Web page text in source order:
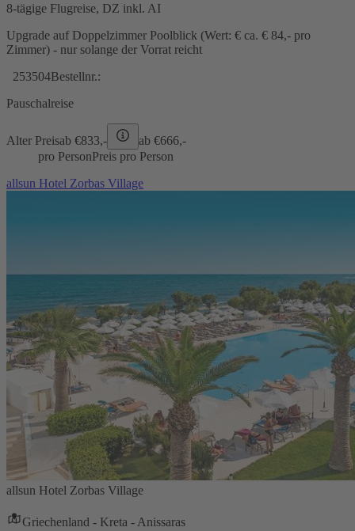
8-tägige Flugreise, DZ inkl. AI
Upgrade auf Doppelzimmer Poolblick (Wert: € ca. € 84,- pro
Zimmer) - nur solange der Vorrat reicht
253504Bestellnr.:
Pauschalreise
Alter Preisab €833,- ab €666,-
pro PersonPreis pro Person
allsun Hotel Zorbas Village
allsun Hotel Zorbas Village
Griechenland - Kreta - Anissaras